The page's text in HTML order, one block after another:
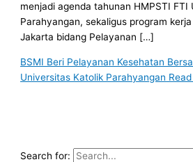
menjadi agenda tahunan HMPSTI FTI
Parahyangan, sekaligus program
Jakarta bidang Pelayanan […]
BSMI Beri Pelayanan Kesehatan
Universitas Katolik Parahyangan
Search for: